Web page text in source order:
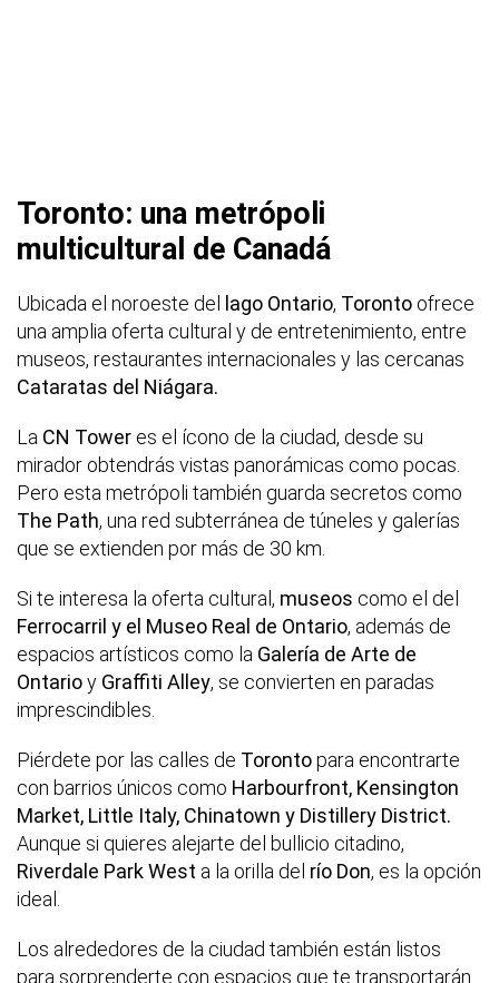
Toronto: una metrópoli
multicultural de Canadá
Ubicada el noroeste del lago Ontario, Toronto ofrece
una amplia oferta cultural y de entretenimiento, entre
museos, restaurantes internacionales y las cercanas
Cataratas del Niágara.
La CN Tower es el ícono de la ciudad, desde su
mirador obtendrás vistas panorámicas como pocas.
Pero esta metrópoli también guarda secretos como
The Path, una red subterránea de túneles y galerías
que se extienden por más de 30 km.
Si te interesa la oferta cultural, museos como el del
Ferrocarril y el Museo Real de Ontario, además de
espacios artísticos como la Galería de Arte de
Ontarioy Graffiti Alley, se convierten en paradas
imprescindibles.
Piérdete por las calles de Torontopara encontrarte
con barrios únicos como Harbourfront, Kensington
Market, Little Italy, Chinatown y Distillery District.
Aunque si quieres alejarte del bullicio citadino,
Riverdale Park West a la orilla del río Don, es la opción
ideal.
Los alrededores de la ciudad también están listos
para sorprenderte con espacios que te transportarán